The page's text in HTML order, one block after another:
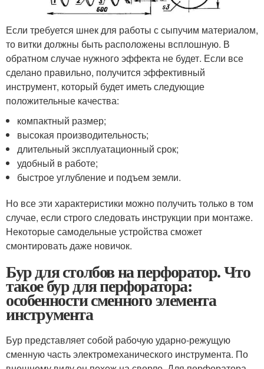
Если требуется шнек для работы с сыпучим материалом,
то витки должны быть расположены всплошную. В
обратном случае нужного эффекта не будет. Если все
сделано правильно, получится эффективный
инструмент, который будет иметь следующие
положительные качества:
компактный размер;
высокая производительность;
длительный эксплуатационный срок;
удобный в работе;
быстрое углубление и подъем земли.
Но все эти характеристики можно получить только в том
случае, если строго следовать инструкции при монтаже.
Некоторые самодельные устройства сможет
смонтировать даже новичок.
Бур для столбов на перфоратор. Что
такое бур для перфоратора:
особенности сменного элемента
инструмента
Бур представляет собой рабочую ударно-режущую
сменную часть электромеханического инструмента. По